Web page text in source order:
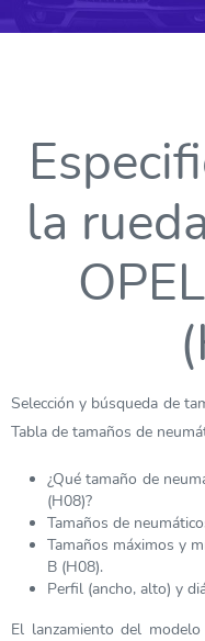
la
Selección y búsqueda de
Tabla de tamaños de
¿Qué tamaño de
(H08)?
Tamaños de
Tamaños máximos y
B (H08).
Perfil (ancho, alto) y
El lanzamiento del